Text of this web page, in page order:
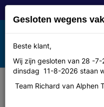
Toggle
navigation
MENU
Agu Regenjas
Gesloten wegens
Beste klant,
Wij zijn gesloten van 28 -
dinsdag 11-8-2026 staan
Team Richard van Alphen